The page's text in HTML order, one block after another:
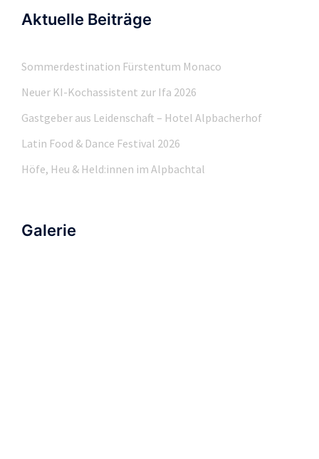
Aktuelle Beiträge
Sommerdestination Fürstentum Monaco
Neuer KI-Kochassistent zur Ifa 2026
Gastgeber aus Leidenschaft – Hotel Alpbacherhof
Latin Food & Dance Festival 2026
Höfe, Heu & Held:innen im Alpbachtal
Galerie